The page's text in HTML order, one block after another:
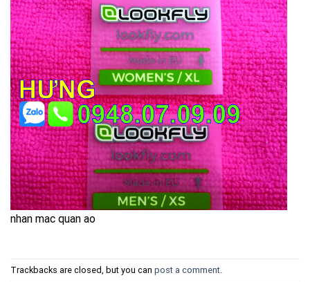
nhan mac quan ao
Trackbacks are closed, but you can post a comment.